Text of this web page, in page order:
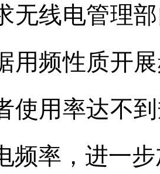
无线电管理
用频性质开
使用率达不
频率，进一